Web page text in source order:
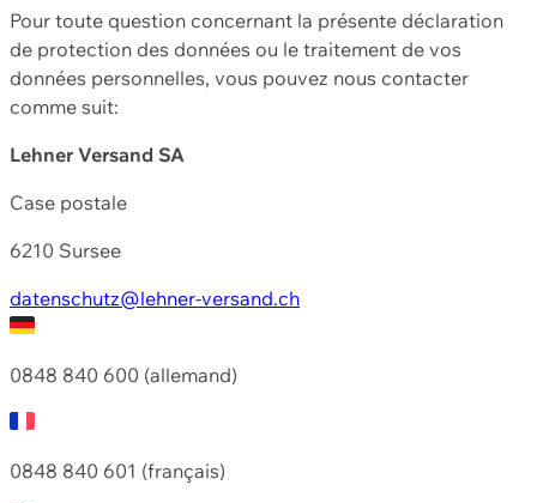
Pour toute question concernant la présente déclaration
de protection des données ou le traitement de vos
données personnelles, vous pouvez nous contacter
comme suit:
Lehner Versand SA
Case postale
6210 Sursee
datenschutz@lehner-versand.ch
0848 840 600 (allemand)
0848 840 601 (français)